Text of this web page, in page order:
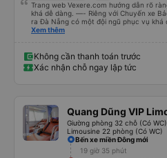
Trang web Vexere.com hướng dẫn rõ
khá dễ dàng. —- Riêng với Chuyến xe Bảo Ngọc mà đưa chúng tôi từ Sài Gòn
ra Đà Nẵng có một đội ngũ phục vụ khá
hướng dẫn hành khách rõ ràng khi lên xe. Địa điểm dùng cơm chiều tối mà
50k/người. Và khi đến Đà Nẵng mặc dù địa chỉ nhà của chúng tôi không được
cập nhật trên trang Web, anh em vẫn
Chúng tôi rất cảm kích và xin được giới
Xem thêm
Không cần thanh toán trước
Xác nhận chỗ ngay lập tức
Quang Dũng VIP
Giường phòng 32 chỗ (Có WC)
Limousine 22 phòng (Có WC)
Bến xe miền Đông mới
19 giờ 35 phút